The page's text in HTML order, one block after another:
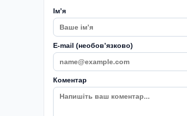
Імʼя
E-mail (необовʼязково)
Коментар